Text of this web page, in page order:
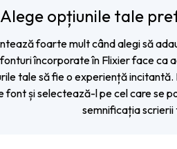
Alege opțiunile tale
foarte mult când alegi să
încorporate în Flixier face ca
tale să fie o experiență
font și selectează-l pe cel care se
semnificația scrierii